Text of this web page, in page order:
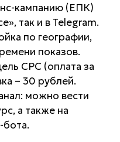
кампанию (ЕПК)
так и в Telegram.
по географии,
показов.
CPC (оплата за
– 30 рублей.
можно вести
а также на
бота.